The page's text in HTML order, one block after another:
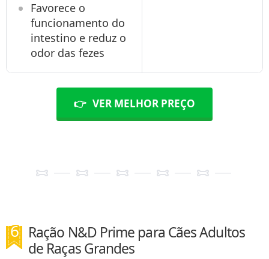
Favorece o
funcionamento do
intestino e reduz o
odor das fezes
👉 VER MELHOR PREÇO
Ração N&D Prime para Cães Adultos
de Raças Grandes